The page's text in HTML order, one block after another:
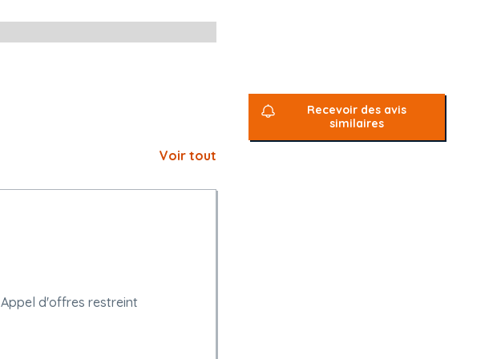
Voir tout
Appel d'offres restreint
Recevoir des avis
similaires